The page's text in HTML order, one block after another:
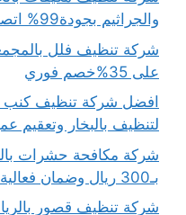
والجراثيم بجودة99% اتصل بنا الان
على 35%خصم فوري
لتنظيف بالبخار وتعقيم
شركة مكافحة حشرات
بـ300 ريال وضمان فعالية 100%..اتصل بنا